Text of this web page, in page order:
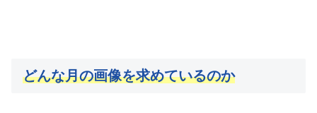
どんな月の画像を求めているのか